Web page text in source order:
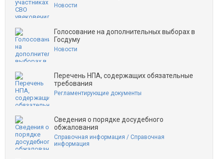
Новости
Голосование на дополнительных выборах в
Госдуму
Новости
Перечень НПА, содержащих обязательные
требования
Регламентирующие документы
Сведения о порядке досудебного
обжалования
Справочная информация / Справочная
информация